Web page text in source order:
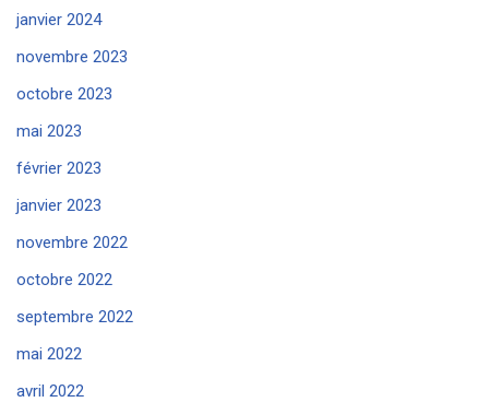
janvier 2024
novembre 2023
octobre 2023
mai 2023
février 2023
janvier 2023
novembre 2022
octobre 2022
septembre 2022
mai 2022
avril 2022